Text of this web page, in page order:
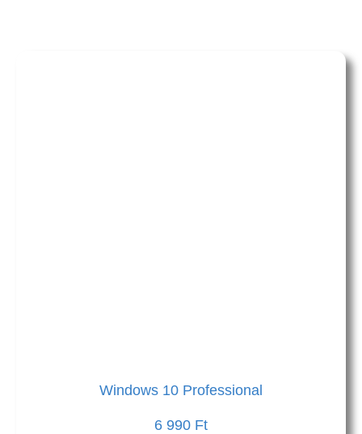
Windows 10 Professional
6 990 Ft